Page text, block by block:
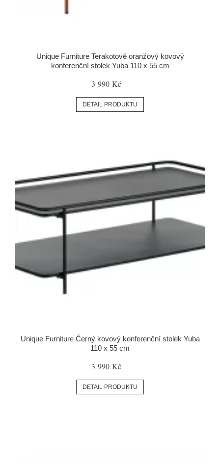
Unique Furniture Terakotově oranžový kovový
konferenční stolek Yuba 110 x 55 cm
3 990 Kč
DETAIL PRODUKTU
Unique Furniture Černý kovový konferenční stolek Yuba
110 x 55 cm
3 990 Kč
DETAIL PRODUKTU